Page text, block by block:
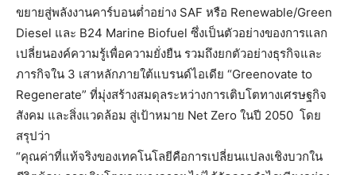
ขยายสู่พลังงานคาร์บอนต่ำอย่าง SAF หรือ Renewable/Green
Diesel และ B24 Marine Biofuel ซึ่งเป็นตัวอย่างของการแลก
เปลี่ยนองค์ความรู้เพื่อความยั่งยืน รวมถึงยกตัวอย่างธุรกิจและ
ภารกิจใน 3 เสาหลักภายใต้แบรนด์ไอเดีย “Greenovate to
Regenerate” ที่มุ่งสร้างสมดุลระหว่างการเติบโตทางเศรษฐกิจ
สังคม และสิ่งแวดล้อม สู่เป้าหมาย Net Zero ในปี 2050 โดย
สรุปว่า
“คุณค่าที่แท้จริงของเทคโนโลยีคือการเปลี่ยนแปลงเชิงบวกใน